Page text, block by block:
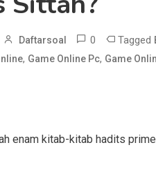
Daftarsoal 0 Tagged
, Game Online Pc, Game
enam kitab-kitab hadits